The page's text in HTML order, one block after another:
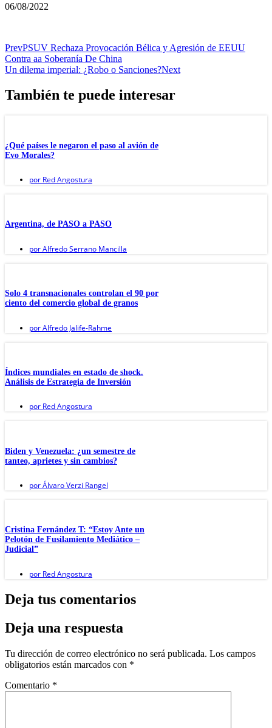
06/08/2022
PrevPSUV Rechaza Provocación Bélica y Agresión de EEUU
Contra aa Soberanía De China
Un dilema imperial: ¿Robo o Sanciones?Next
También te puede interesar
¿Qué países le negaron el paso al avión de
Evo Morales?
por Red Angostura
Argentina, de PASO a PASO
porAlfredo Serrano Mancilla
Solo 4 transnacionales controlan el 90 por
ciento del comercio global de granos
porAlfredo Jalife-Rahme
Índices mundiales en estado de shock.
Análisis de Estrategia de Inversión
por Red Angostura
Biden y Venezuela: ¿un semestre de
tanteo, aprietes y sin cambios?
porÁlvaro Verzi Rangel
Cristina Fernández T: “Estoy Ante un
Pelotón de Fusilamiento Mediático –
Judicial”
por Red Angostura
Deja tus comentarios
Deja una respuesta
Tu dirección de correo electrónico no será publicada. Los campos
obligatorios están marcados con *
Comentario *